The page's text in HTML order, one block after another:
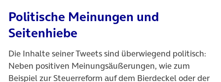
Politische Meinungen und
Seitenhiebe
Die Inhalte seiner Tweets sind überwiegend politisch:
Neben positiven Meinungsäußerungen, wie zum
Beispiel zur Steuerreform auf dem Bierdeckel oder der